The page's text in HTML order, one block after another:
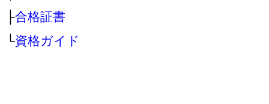
├合格証書
└資格ガイド